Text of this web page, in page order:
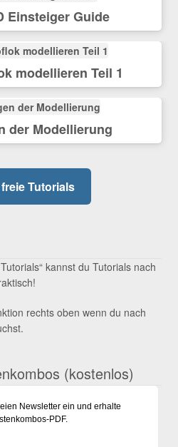
Einsteiger Guide
modellieren Teil 1
der Modellierung
Tutorials
kannst du Tutorials nach
rechts oben wenn du nach
(kostenlos)
Newsletter ein und erhalte
PDF.